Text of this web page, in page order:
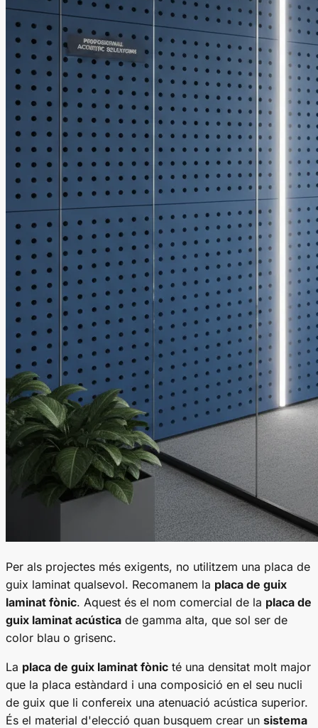
Per als projectes més exigents, no utilitzem una placa de
guix laminat qualsevol. Recomanem la placa de guix
laminat fònic. Aquest és el nom comercial de la placa de
guix laminat acústica de gamma alta, que sol ser de
color blau o grisenc.
La placa de guix laminat fònic té una densitat molt major
que la placa estàndard i una composició en el seu nucli
de guix que li confereix una atenuació acústica superior.
És el material d'elecció quan busquem crear un sistema